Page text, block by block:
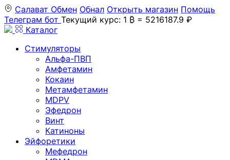
Салават Обмен Обнал Открыть магазин Помощь
Телеграм бот Текущий курс: 1 ₿ = 5216187.9 ₽
Каталог
Стимуляторы
Альфа-ПВП
Амфетамин
Кокаин
Метамфетамин
MDPV
Эфедрон
Винт
Катиноны
Эйфоретики
Мефедрон